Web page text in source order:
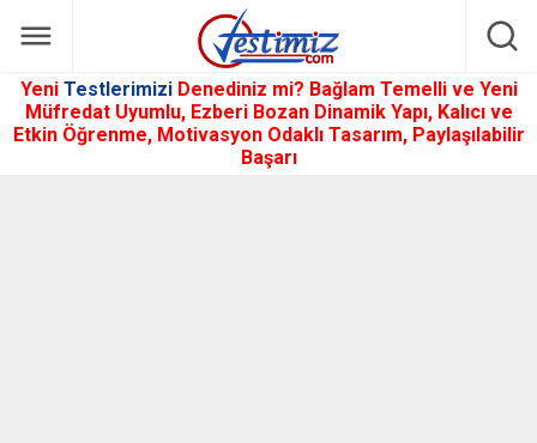
Yeni Testlerimizi Denediniz mi? Bağlam Temelli ve Yeni
Müfredat Uyumlu, Ezberi Bozan Dinamik Yapı, Kalıcı ve
Etkin Öğrenme, Motivasyon Odaklı Tasarım, Paylaşılabilir
Başarı